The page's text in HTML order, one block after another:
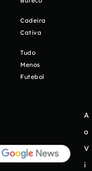
Cadeira
Cativa
Tudo
Menos
Futebol
A
o
V
i